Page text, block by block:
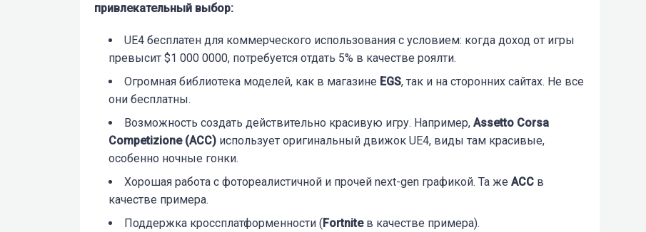
привлекательный выбор:
UE4 бесплатен для коммерческого использования с условием: когда доход от игры
превысит $1 000 0000, потребуется отдать 5% в качестве роялти.
Огромная библиотека моделей, как в магазине EGS, так и на сторонних сайтах. Не все
они бесплатны.
Возможность создать действительно красивую игру. Например, Assetto Corsa
Competizione (ACC) использует оригинальный движок UE4, виды там красивые,
особенно ночные гонки.
Хорошая работа с фотореалистичной и прочей next-gen графикой. Та же ACC в
качестве примера.
Поддержка кроссплатформенности (Fortniteв качестве примера).